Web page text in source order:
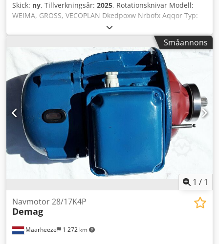
Skick: ny, Tillverkningsår: 2025, Rotationsknivar Modell:
WEIMA, GROSS, VECOPLAN Dkedpoxw Nrbofx Aqqor Typ:
WL, WLK, GAZ, VAZ Tillverkningsår: 2025 Nya / Omedelbart
driftklara 1. Kniv 40x40x25 M12 (PC) 2. Kniv 40x40x25 M12
(KR) 3. Kniv 40x40x25 M14 (KR) 4. Kniv 40x40x20 M12 (KR) 5.
Kniv 40x40x16 M10 (KR) Vi tillverkar reservknivar och
reservdelar för krossar och shredders. Vänligen ange
knivtyp vid beställning.
Småannons
1 / 1
Maarheeze 1 272 km
Navmotor 28/17K4P
Demag